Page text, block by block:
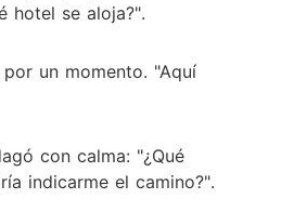
hotel se aloja?".
un momento. "Aquí
con calma: "¿Qué
indicarme el camino?".